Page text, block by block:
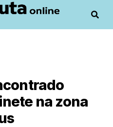
na zona